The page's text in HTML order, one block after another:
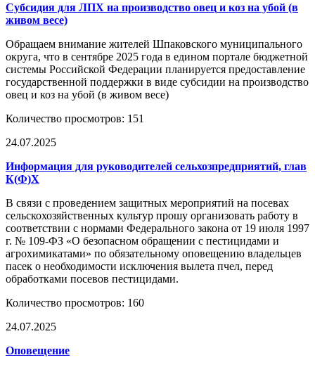
Субсидия для ЛПХ на производство овец и коз на убой (в
живом весе)
Обращаем внимание жителей Шпаковского муниципального
округа, что в сентябре 2025 года в едином портале бюджетной
системы Российской Федерации планируется предоставление
государственной поддержки в виде субсидии на производство
овец и коз на убой (в живом весе)
Количество просмотров: 151
24.07.2025
Информация для руководителей сельхозпредприятий, глав
К(Ф)Х
В связи с проведением защитных мероприятий на посевах
сельскохозяйственных культур прошу организовать работу в
соответствии с нормами Федерального закона от 19 июля 1997
г. № 109-ФЗ «О безопасном обращении с пестицидами и
агрохимикатами» по обязательному оповещению владельцев
пасек о необходимости исключения вылета пчел, перед
обработками посевов пестицидами.
Количество просмотров: 160
24.07.2025
Оповещение